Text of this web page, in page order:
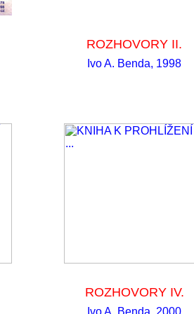
ROZHOVORY II.
Ivo A. Benda, 1998
ROZHOVORY IV.
Ivo A. Benda, 2000